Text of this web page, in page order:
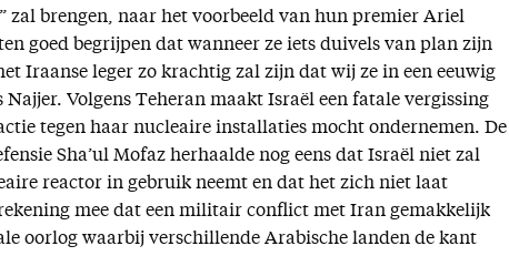
zal brengen, naar het voorbeeld van hun premier Ariel
goed begrijpen dat wanneer ze iets duivels van plan zijn
Iraanse leger zo krachtig zal zijn dat wij ze in een eeuwig
Najjer. Volgens Teheran maakt Israël een fatale vergissing
tegen haar nucleaire installaties mocht ondernemen. De
Sha’ul Mofaz herhaalde nog eens dat Israël niet zal
reactor in gebruik neemt en dat het zich niet laat
mee dat een militair conflict met Iran gemakkelijk
oorlog waarbij verschillende Arabische landen de kant